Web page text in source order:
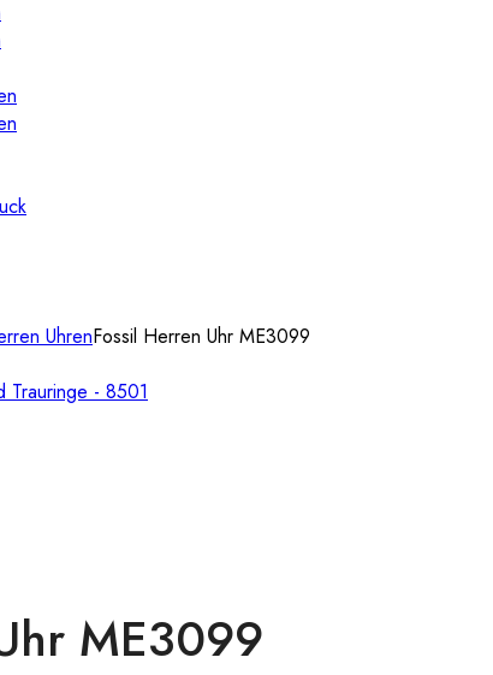
UhrenFossil Herren Uhr ME3099
ME3099